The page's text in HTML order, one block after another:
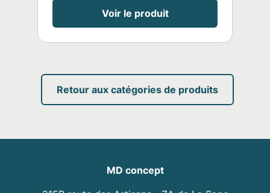
Voir le produit
Retour aux catégories de produits
MD concept